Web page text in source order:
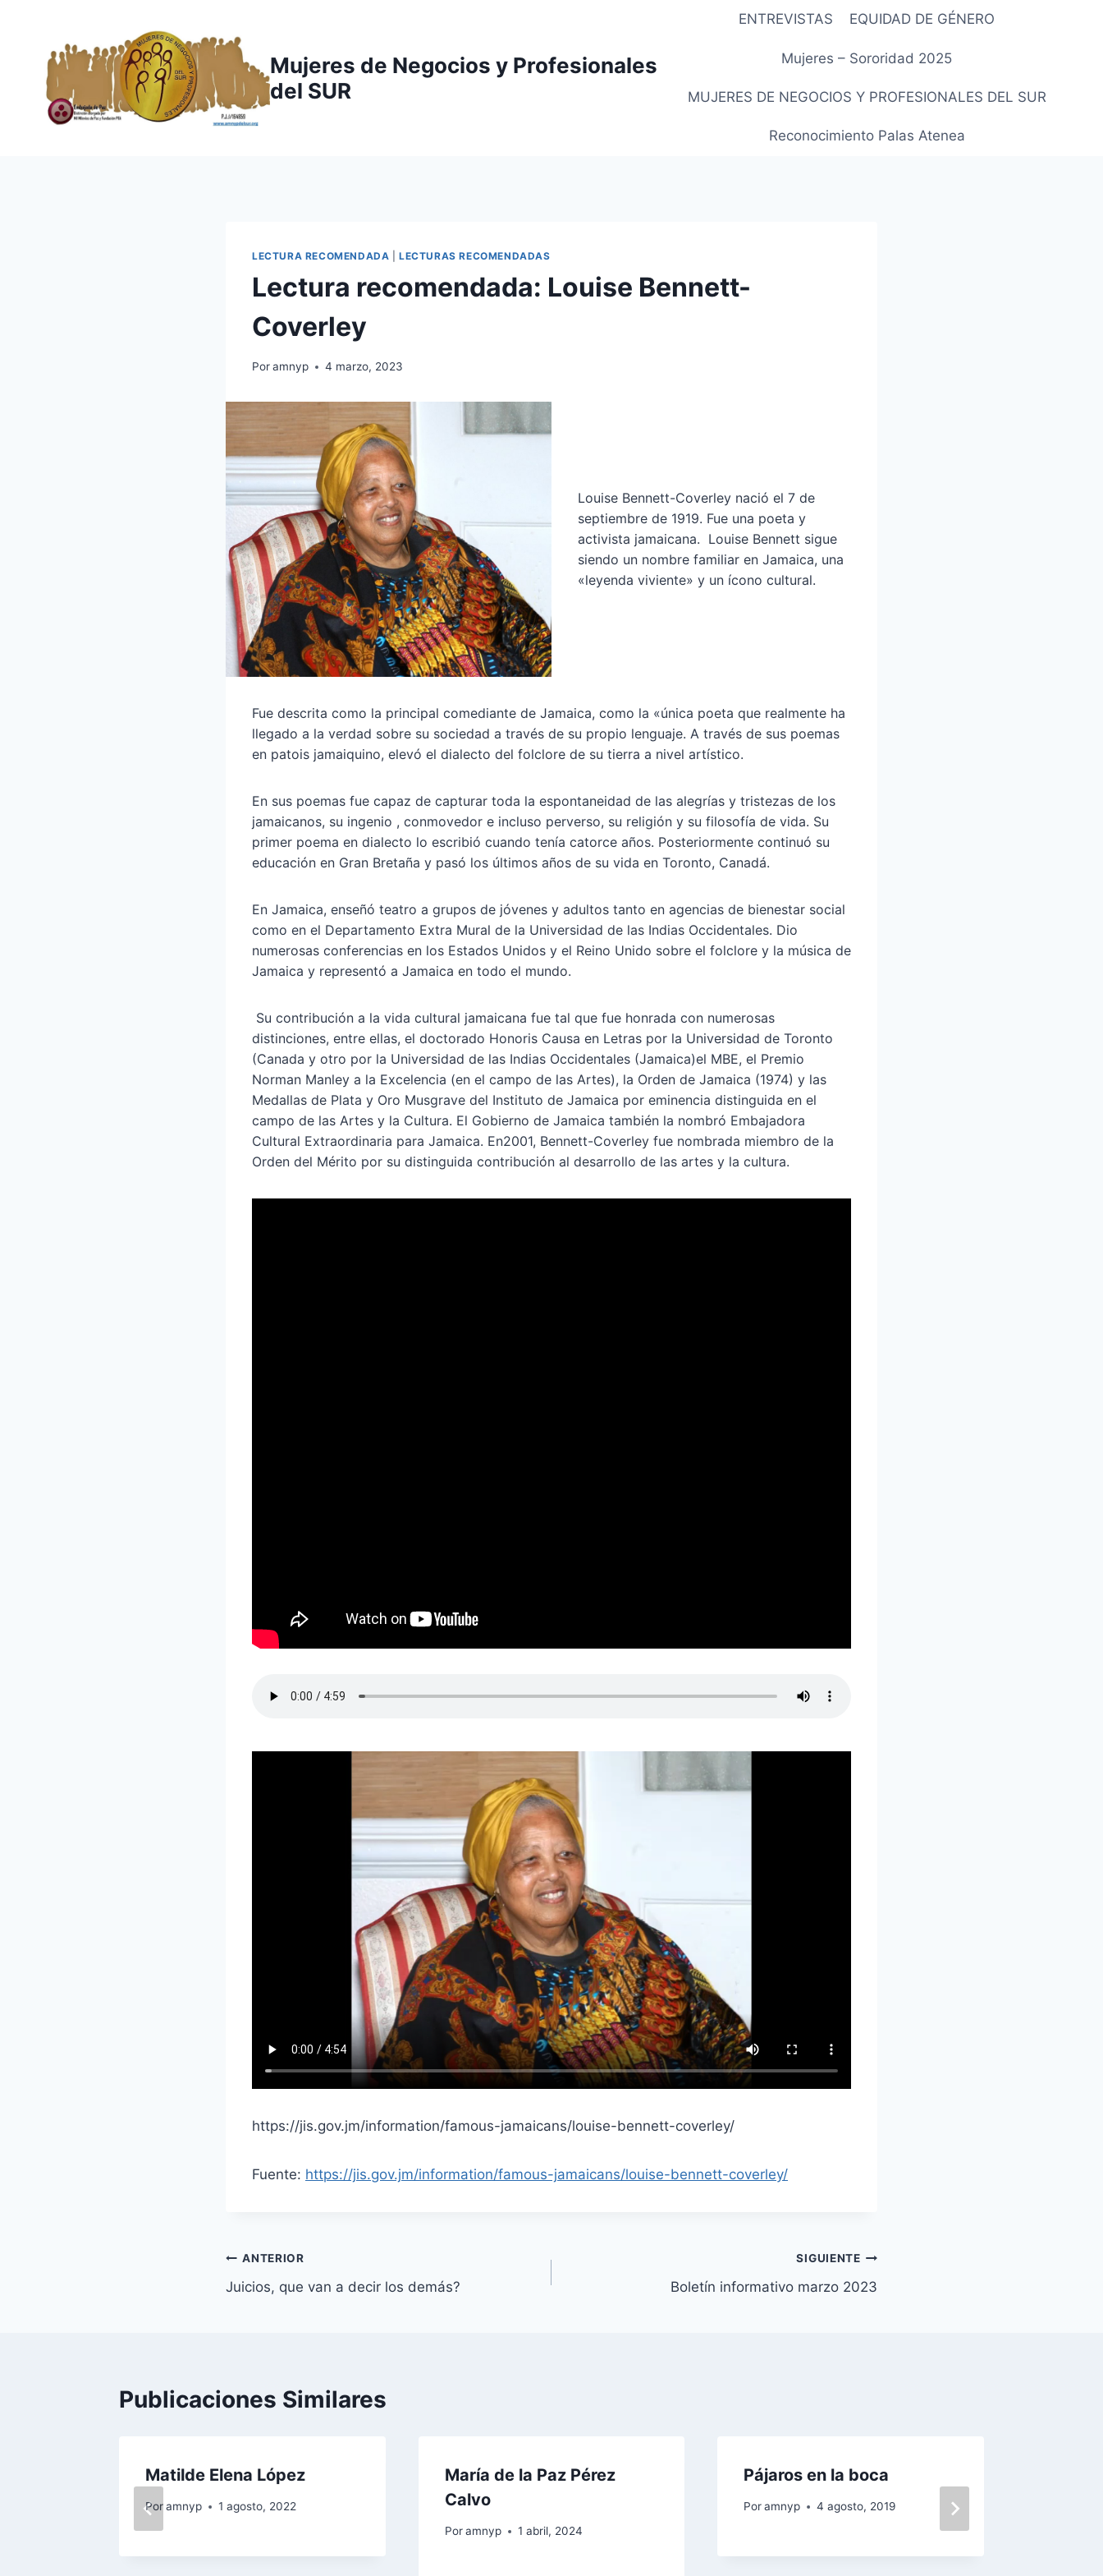
contenido
Mujeres de Negocios y Profesionales
del SUR
ENTREVISTAS EQUIDAD DE GÉNERO
Mujeres – Sororidad 2025
MUJERES DE NEGOCIOS Y PROFESIONALES DEL SUR
Reconocimiento Palas Atenea
LECTURA RECOMENDADA |LECTURAS RECOMENDADAS
Lectura recomendada: Louise Bennett-
Coverley
Poramnyp 4 marzo, 2023
Louise Bennett-Coverley nació el 7 de
septiembre de 1919. Fue una poeta y
activista jamaicana. Louise Bennett sigue
siendo un nombre familiar en Jamaica, una
«leyenda viviente» y un ícono cultural.
Fue descrita como la principal comediante de Jamaica, como la «única poeta que realmente ha
llegado a la verdad sobre su sociedad a través de su propio lenguaje. A través de sus poemas
en patois jamaiquino, elevó el dialecto del folclore de su tierra a nivel artístico.
En sus poemas fue capaz de capturar toda la espontaneidad de las alegrías y tristezas de los
jamaicanos, su ingenio , conmovedor e incluso perverso, su religión y su filosofía de vida. Su
primer poema en dialecto lo escribió cuando tenía catorce años. Posteriormente continuó su
educación en Gran Bretaña y pasó los últimos años de su vida en Toronto, Canadá.
En Jamaica, enseñó teatro a grupos de jóvenes y adultos tanto en agencias de bienestar social
como en el Departamento Extra Mural de la Universidad de las Indias Occidentales. Dio
numerosas conferencias en los Estados Unidos y el Reino Unido sobre el folclore y la música de
Jamaica y representó a Jamaica en todo el mundo.
Su contribución a la vida cultural jamaicana fue tal que fue honrada con numerosas
distinciones, entre ellas, el doctorado Honoris Causa en Letras por la Universidad de Toronto
(Canada y otro por la Universidad de las Indias Occidentales (Jamaica)el MBE, el Premio
Norman Manley a la Excelencia (en el campo de las Artes), la Orden de Jamaica (1974) y las
Medallas de Plata y Oro Musgrave del Instituto de Jamaica por eminencia distinguida en el
campo de las Artes y la Cultura. El Gobierno de Jamaica también la nombró Embajadora
Cultural Extraordinaria para Jamaica. En2001, Bennett-Coverley fue nombrada miembro de la
Orden del Mérito por su distinguida contribución al desarrollo de las artes y la cultura.
https://jis.gov.jm/information/famous-jamaicans/louise-bennett-coverley/
Fuente: https://jis.gov.jm/information/famous-jamaicans/louise-bennett-coverley/
Navegación
de
ANTERIOR
Juicios, que van a decir los demás?
SIGUIENTE
Boletín informativo marzo 2023
Publicaciones Similares
Matilde Elena López
Poramnyp 1 agosto, 2022
María de la Paz Pérez
Calvo
Por amnyp 1 abril, 2024
Pájaros en la boca
Por amnyp 4 agosto, 2019